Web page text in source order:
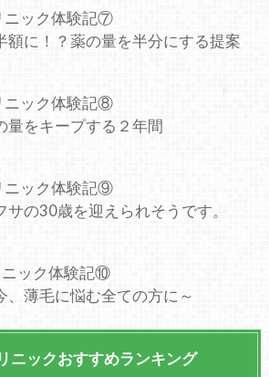
ニック体験記⑦
額に！？薬の量を半分にする提案
ニック体験記⑧
量をキープする２年間
ニック体験記⑨
の30歳を迎えられそうです。
ニック体験記⑩
、薄毛に悩む全ての方に～
ニックおすすめランキング